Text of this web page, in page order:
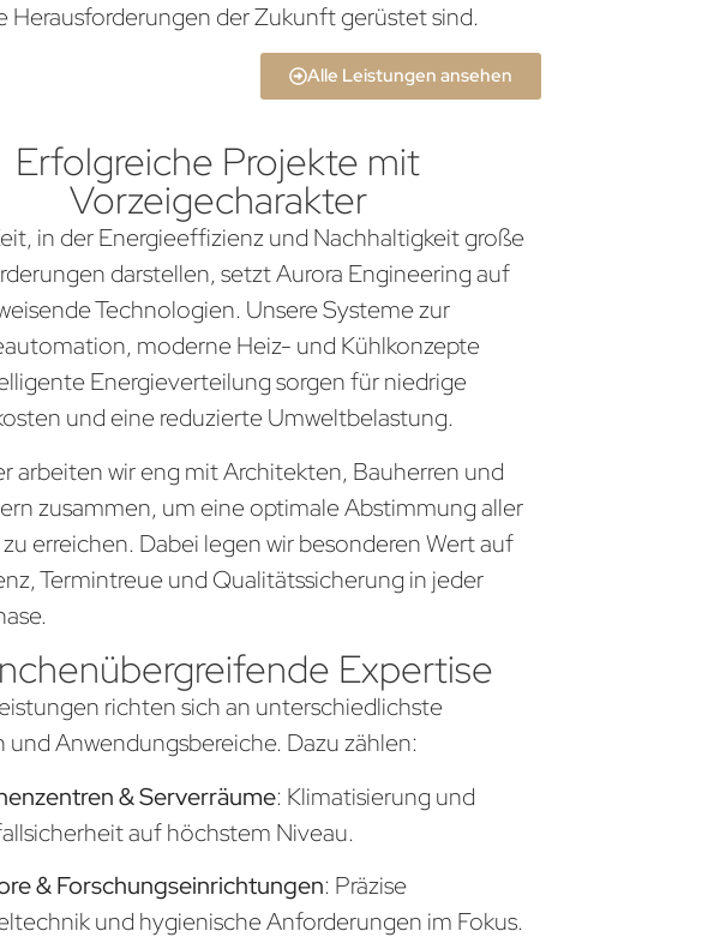
der Zukunft gerüstet sind.
Alle Leistungen ansehen
Erfolgreiche Projekte mit
Vorzeigecharakter
in der Energieeffizienz und Nachhaltigkeit große
darstellen, setzt Aurora Engineering auf
Technologien. Unsere Systeme zur
moderne Heiz- und Kühlkonzepte
Energieverteilung sorgen für niedrige
und eine reduzierte Umweltbelastung.
arbeiten wir eng mit Architekten, Bauherren und
zusammen, um eine optimale Abstimmung aller
erreichen. Dabei legen wir besonderen Wert auf
Termintreue und Qualitätssicherung in jeder
Expertise
richten sich an unterschiedlichste
und Anwendungsbereiche. Dazu zählen:
& Serverräume: Klimatisierung und
auf höchstem Niveau.
& Forschungseinrichtungen: Präzise
und hygienische Anforderungen im Fokus.